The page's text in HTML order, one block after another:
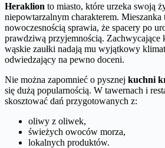
Heraklion to miasto, które urzeka swoją
niepowtarzalnym charakterem. Mieszanka
nowoczesnością sprawia, że spacery po
prawdziwą przyjemnością. Zachwycające
wąskie zaułki nadają mu wyjątkowy
odwiedzający na pewno doceni.
Nie można zapomnieć o pysznej kuchni
się dużą popularnością. W tawernach i
skosztować dań przygotowanych z:
oliwy z oliwek,
świeżych owoców morza,
lokalnych produktów.